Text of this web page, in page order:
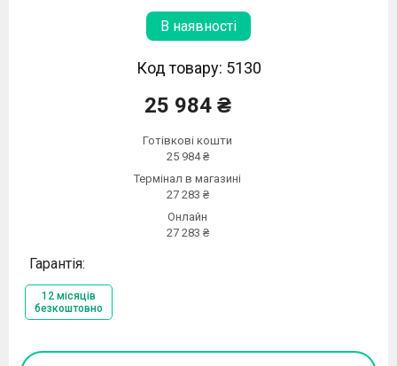
В наявності
Код товару: 5130
25 984 ₴
Готівкові кошти
25 984 ₴
Термінал в магазині
27 283 ₴
Онлайн
27 283 ₴
Гарантія:
12 місяців
безкоштовно